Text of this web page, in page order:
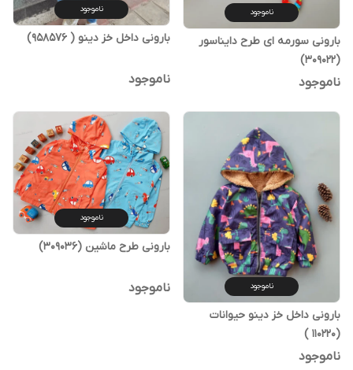
ناموجود
بارونی سورمه ای طرح دایناسور
(309022)
ناموجود
ناموجود
بارونی داخل خز دینو ( 958576)
ناموجود
ناموجود
بارونی داخل خز دینو حیوانات
(110220 )
ناموجود
ناموجود
بارونی طرح ماشین (309036)
ناموجود